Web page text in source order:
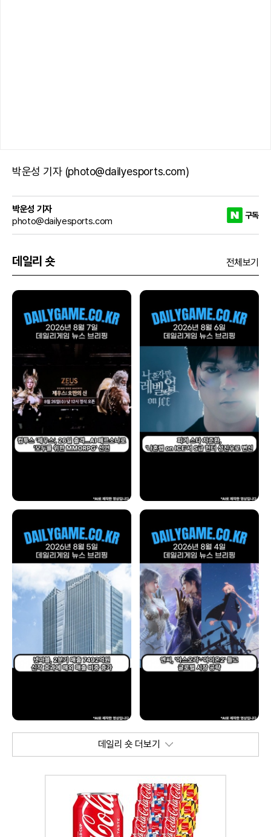
박운성 기자 (photo@dailyesports.com)
박운성 기자
photo@dailyesports.com
구독
데일리 숏 전체보기
데일리 숏 더보기